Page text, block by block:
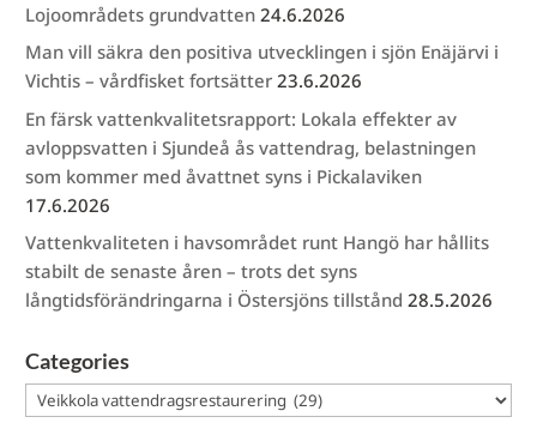
Lojoområdets grundvatten 24.6.2026
Man vill säkra den positiva utvecklingen i sjön Enäjärvi i
Vichtis – vårdfisket fortsätter 23.6.2026
En färsk vattenkvalitetsrapport: Lokala effekter av
avloppsvatten i Sjundeå ås vattendrag, belastningen
som kommer med åvattnet syns i Pickalaviken
17.6.2026
Vattenkvaliteten i havsområdet runt Hangö har hållits
stabilt de senaste åren – trots det syns
långtidsförändringarna i Östersjöns tillstånd 28.5.2026
Categories
Categories